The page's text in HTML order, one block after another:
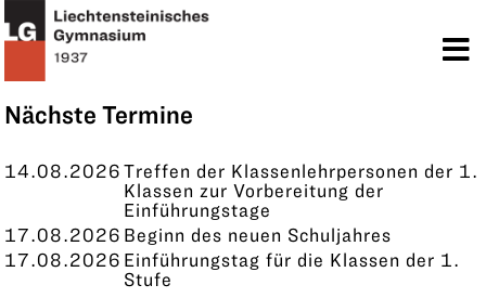
Nächste Termine
14.08.2026Treffen der Klassenlehrpersonen der 1.
Klassen zur Vorbereitung der
Einführungstage
17.08.2026 Beginn des neuen Schuljahres
17.08.2026 Einführungstag für die Klassen der 1.
Stufe
KONTAKT